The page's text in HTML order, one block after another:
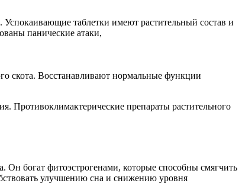
таблетки имеют растительный состав и
панические атаки,
скота. Восстанавливают нормальные функции
Противоклимактерические препараты растительного
Он богат фитоэстрогенами, которые способны смягчить
улучшению сна и снижению уровня